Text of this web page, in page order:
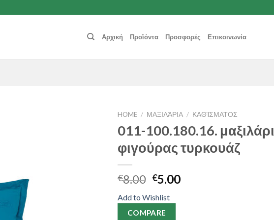
Αρχική Προϊόντα Προσφορές Επικοινωνία
HOME / ΜΑΞΙΛΆΡΙΑ / ΚΑΘΊΣΜΑΤΟΣ
011-100.180.16. μαξιλάρι
φιγούρας τυρκουάζ
€8.00 €5.00
Add to Wishlist
COMPARE